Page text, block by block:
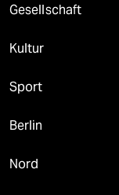
Gesellschaft
Kultur
Sport
Berlin
Nord